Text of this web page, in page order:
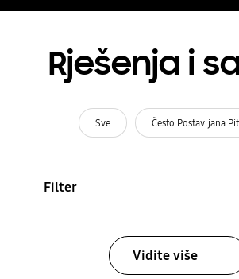
Rješenja i
Sve Često Postavljana
Filter
Vidite više